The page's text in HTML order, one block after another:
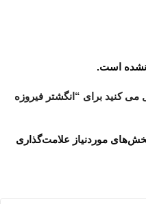
نشده است.
می کنید برای “انگشتر فیروزه
موردنیاز علامت‌گذاری